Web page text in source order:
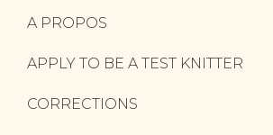
A PROPOS
APPLY TO BE A TEST KNITTER
CORRECTIONS